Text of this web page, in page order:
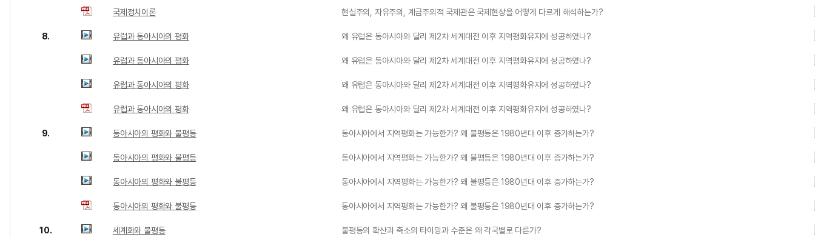
국제정치이론 현실주의, 자유주의, 계급주의적 국제관은 국제현상을 어떻게 다르게 해석하는가?
8. 유럽과 동아시아의 평화 왜 유럽은 동아시아와 달리 제2차 세계대전 이후 지역평화유지에 성공하였나?
유럽과 동아시아의 평화 왜 유럽은 동아시아와 달리 제2차 세계대전 이후 지역평화유지에 성공하였나?
유럽과 동아시아의 평화 왜 유럽은 동아시아와 달리 제2차 세계대전 이후 지역평화유지에 성공하였나?
유럽과 동아시아의 평화 왜 유럽은 동아시아와 달리 제2차 세계대전 이후 지역평화유지에 성공하였나?
9. 동아시아의 평화와 불평등 동아시아에서 지역평화는 가능한가? 왜 불평등은 1980년대 이후 증가하는가?
동아시아의 평화와 불평등 동아시아에서 지역평화는 가능한가? 왜 불평등은 1980년대 이후 증가하는가?
동아시아의 평화와 불평등 동아시아에서 지역평화는 가능한가? 왜 불평등은 1980년대 이후 증가하는가?
동아시아의 평화와 불평등 동아시아에서 지역평화는 가능한가? 왜 불평등은 1980년대 이후 증가하는가?
10. 세계화와 불평등 불평등의 확산과 축소의 타이밍과 수준은 왜 각국별로 다른가?